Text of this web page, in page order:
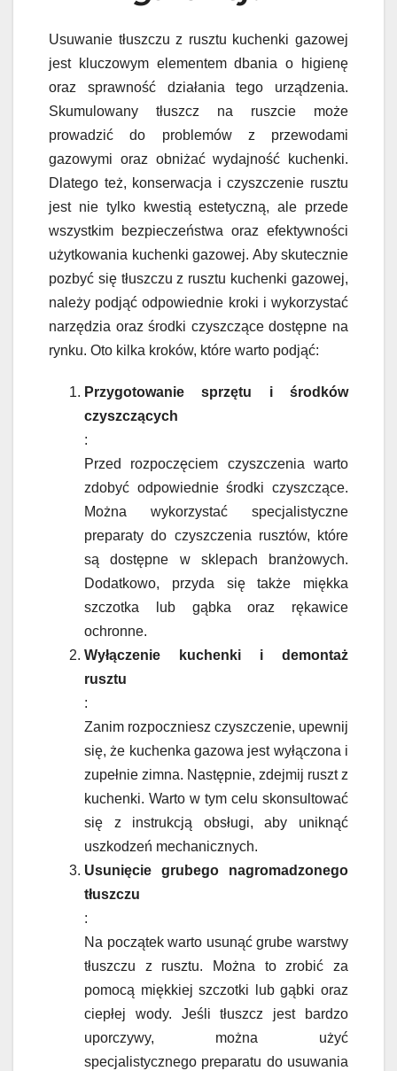
Usuwanie tłuszczu z rusztu kuchenki gazowej
jest kluczowym elementem dbania o higienę
oraz sprawność działania tego urządzenia.
Skumulowany tłuszcz na ruszcie może
prowadzić do problemów z przewodami
gazowymi oraz obniżać wydajność kuchenki.
Dlatego też, konserwacja i czyszczenie rusztu
jest nie tylko kwestią estetyczną, ale przede
wszystkim bezpieczeństwa oraz efektywności
użytkowania kuchenki gazowej. Aby skutecznie
pozbyć się tłuszczu z rusztu kuchenki gazowej,
należy podjąć odpowiednie kroki i wykorzystać
narzędzia oraz środki czyszczące dostępne na
rynku. Oto kilka kroków, które warto podjąć:
Przygotowanie sprzętu i środków
czyszczących
:
Przed rozpoczęciem czyszczenia warto
zdobyć odpowiednie środki czyszczące.
Można wykorzystać specjalistyczne
preparaty do czyszczenia rusztów, które
są dostępne w sklepach branżowych.
Dodatkowo, przyda się także miękka
szczotka lub gąbka oraz rękawice
ochronne.
Wyłączenie kuchenki i demontaż
rusztu
:
Zanim rozpoczniesz czyszczenie, upewnij
się, że kuchenka gazowa jest wyłączona i
zupełnie zimna. Następnie, zdejmij ruszt z
kuchenki. Warto w tym celu skonsultować
się z instrukcją obsługi, aby uniknąć
uszkodzeń mechanicznych.
Usunięcie grubego nagromadzonego
tłuszczu
:
Na początek warto usunąć grube warstwy
tłuszczu z rusztu. Można to zrobić za
pomocą miękkiej szczotki lub gąbki oraz
ciepłej wody. Jeśli tłuszcz jest bardzo
uporczywy, można użyć
specjalistycznego preparatu do usuwania